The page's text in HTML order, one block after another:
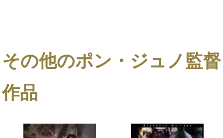
その他のポン・ジュノ監督
作品